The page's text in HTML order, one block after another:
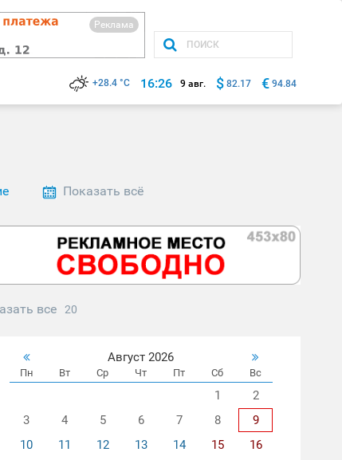
Реклама
+28.4 °C 16:26 9 авг. $ 82.17 € 94.84
Показать всё
все 20
Август 2026
Пн Вт Ср Чт Пт Сб Вс
1
2
3
4 5 6 7 8
9
10
11 12 13 14 15
16